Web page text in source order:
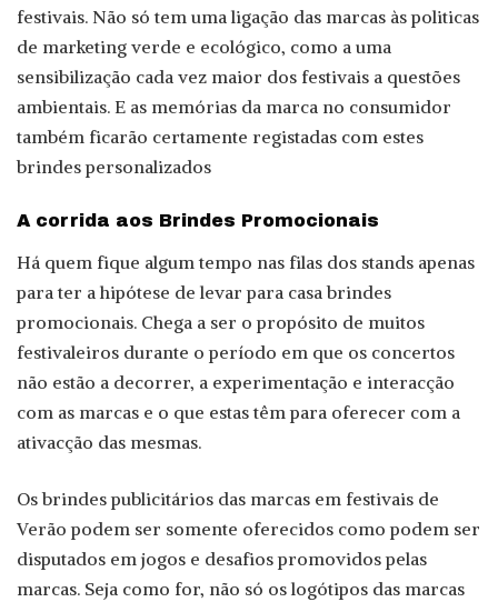
festivais. Não só tem uma ligação das marcas às politicas
de marketing verde e ecológico, como a uma
sensibilização cada vez maior dos festivais a questões
ambientais. E as memórias da marca no consumidor
também ficarão certamente registadas com estes
brindes personalizados
A corrida aos Brindes Promocionais
Há quem fique algum tempo nas filas dos stands apenas
para ter a hipótese de levar para casa brindes
promocionais. Chega a ser o propósito de muitos
festivaleiros durante o período em que os concertos
não estão a decorrer, a experimentação e interacção
com as marcas e o que estas têm para oferecer com a
ativacção das mesmas.
Os brindes publicitários das marcas em festivais de
Verão podem ser somente oferecidos como podem ser
disputados em jogos e desafios promovidos pelas
marcas. Seja como for, não só os logótipos das marcas